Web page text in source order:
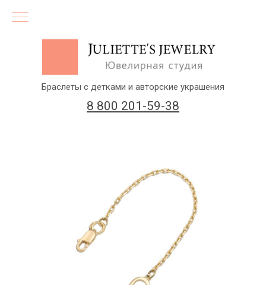
Заказать звонок
8 800 201-59-38
(бесплатный звонок по России)
Браслеты с детками и авторские украшения